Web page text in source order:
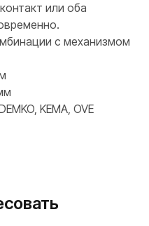
или оба
с механизмом
KEMA, OVE